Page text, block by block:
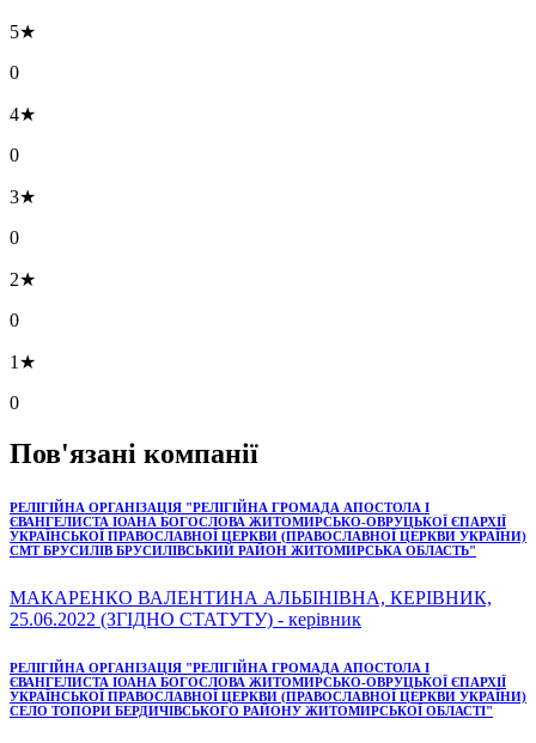
5★
0
4★
0
3★
0
2★
0
1★
0
Пов'язані компанії
РЕЛІГІЙНА ОРГАНІЗАЦІЯ "РЕЛІГІЙНА ГРОМАДА АПОСТОЛА І
ЄВАНГЕЛИСТА ІОАНА БОГОСЛОВА ЖИТОМИРСЬКО-ОВРУЦЬКОЇ ЄПАРХІЇ
УКРАЇНСЬКОЇ ПРАВОСЛАВНОЇ ЦЕРКВИ (ПРАВОСЛАВНОЇ ЦЕРКВИ УКРАЇНИ)
СМТ БРУСИЛІВ БРУСИЛІВСЬКИЙ РАЙОН ЖИТОМИРСЬКА ОБЛАСТЬ"
МАКАРЕНКО ВАЛЕНТИНА АЛЬБІНІВНА, КЕРІВНИК,
25.06.2022 (ЗГІДНО СТАТУТУ) - керівник
РЕЛІГІЙНА ОРГАНІЗАЦІЯ "РЕЛІГІЙНА ГРОМАДА АПОСТОЛА І
ЄВАНГЕЛИСТА ІОАНА БОГОСЛОВА ЖИТОМИРСЬКО-ОВРУЦЬКОЇ ЄПАРХІЇ
УКРАЇНСЬКОЇ ПРАВОСЛАВНОЇ ЦЕРКВИ (ПРАВОСЛАВНОЇ ЦЕРКВИ УКРАЇНИ)
СЕЛО ТОПОРИ БЕРДИЧІВСЬКОГО РАЙОНУ ЖИТОМИРСЬКОЇ ОБЛАСТІ"